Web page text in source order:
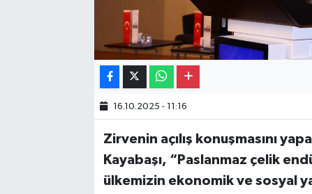
16.10.2025 - 11:16
Zirvenin açılış konuşmasını
Kayabaşı, “Paslanmaz çelik
ülkemizin ekonomik ve sosyal